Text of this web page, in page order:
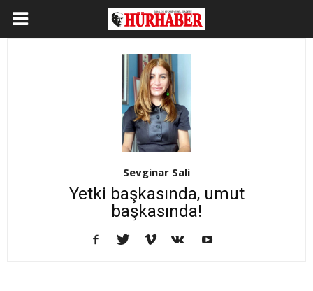
Sevginar Sali
Yetki başkasında, umut
başkasında!